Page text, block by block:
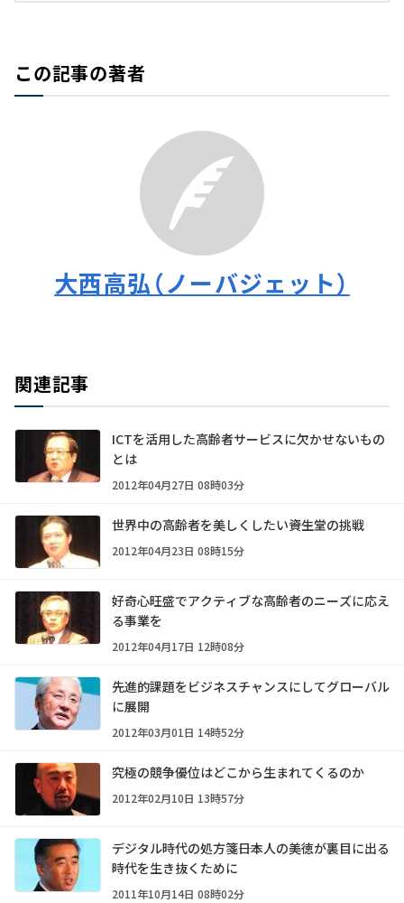
この記事の著者
大西高弘（ノーバジェット）
関連記事
ICTを活用した高齢者サービスに欠かせないもの
とは
2012年04月27日 08時03分
世界中の高齢者を美しくしたい――資生堂の挑戦
2012年04月23日 08時15分
好奇心旺盛でアクティブな高齢者のニーズに応え
る事業を
2012年04月17日 12時08分
先進的課題をビジネスチャンスにしてグローバル
に展開
2012年03月01日 14時52分
究極の競争優位はどこから生まれてくるのか
2012年02月10日 13時57分
デジタル時代の処方箋――日本人の美徳が裏目に出る
時代を生き抜くために
2011年10月14日 08時02分